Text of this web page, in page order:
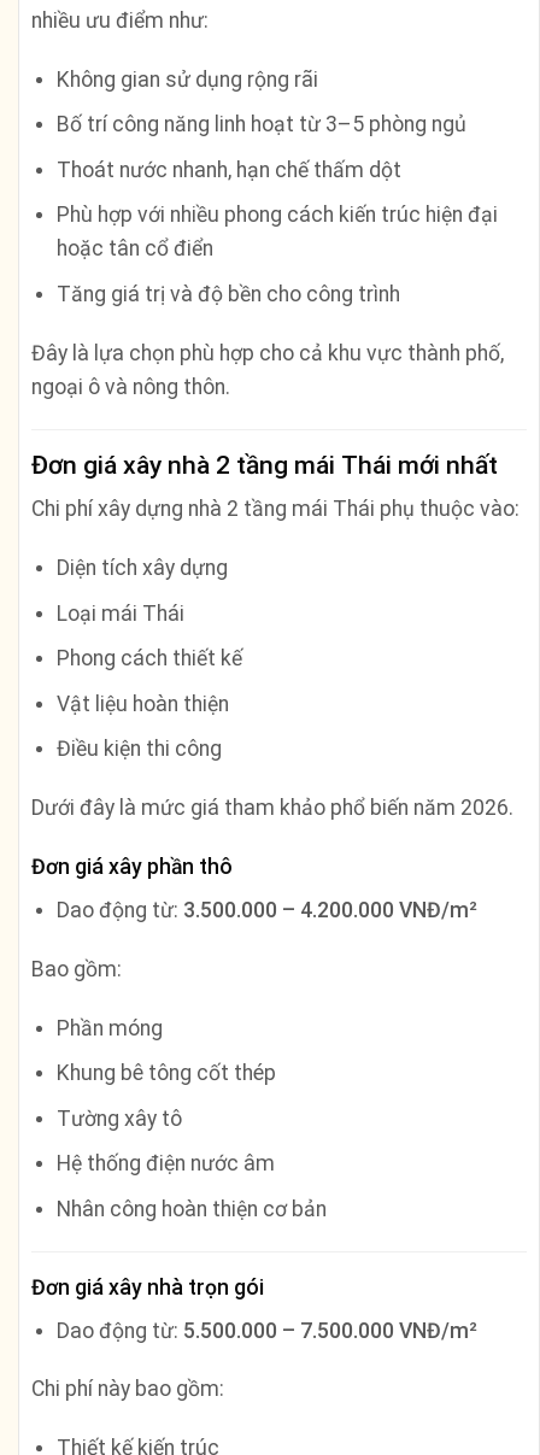
nhiều ưu điểm như:
Không gian sử dụng rộng rãi
Bố trí công năng linh hoạt từ 3–5 phòng ngủ
Thoát nước nhanh, hạn chế thấm dột
Phù hợp với nhiều phong cách kiến trúc hiện đại
hoặc tân cổ điển
Tăng giá trị và độ bền cho công trình
Đây là lựa chọn phù hợp cho cả khu vực thành phố,
ngoại ô và nông thôn.
Đơn giá xây nhà 2 tầng mái Thái mới nhất
Chi phí xây dựng nhà 2 tầng mái Thái phụ thuộc vào:
Diện tích xây dựng
Loại mái Thái
Phong cách thiết kế
Vật liệu hoàn thiện
Điều kiện thi công
Dưới đây là mức giá tham khảo phổ biến năm 2026.
Đơn giá xây phần thô
Dao động từ: 3.500.000 – 4.200.000 VNĐ/m²
Bao gồm:
Phần móng
Khung bê tông cốt thép
Tường xây tô
Hệ thống điện nước âm
Nhân công hoàn thiện cơ bản
Đơn giá xây nhà trọn gói
Dao động từ: 5.500.000 – 7.500.000 VNĐ/m²
Chi phí này bao gồm:
Thiết kế kiến trúc